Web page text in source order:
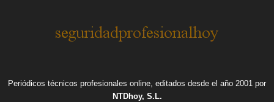
Periódicos técnicos profesionales online, editados desde el año 2001 por
NTDhoy, S.L.